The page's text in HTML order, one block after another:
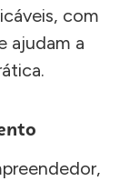
com
ajudam a